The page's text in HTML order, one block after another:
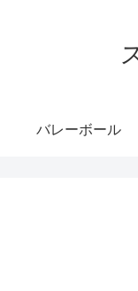
バレーボール